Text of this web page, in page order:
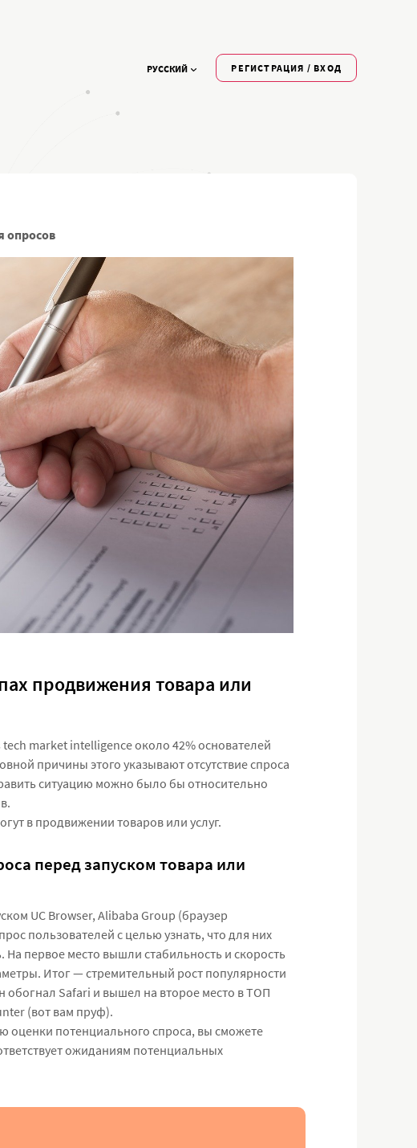
РУССКИЙ РЕГИСТРАЦИЯ / ВХОД
опросов
продвижения товара или
market intelligence около 42% основателей
причины этого указывают отсутствие спроса
ситуацию можно было бы относительно
в продвижении товаров или услуг.
перед запуском товара или
UC Browser, Alibaba Group (браузер
пользователей с целью узнать, что для них
первое место вышли стабильность и скорость
Итог — стремительный рост популярности
обогнал Safari и вышел на второе место в ТОП
(вот вам пруф).
оценки потенциального спроса, вы сможете
ожиданиям потенциальных